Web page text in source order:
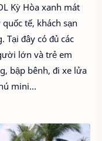
Kỳ Hòa xanh mát
tế, khách sạn
Tại đây có đủ các
lớn và trẻ em
bập bênh, đi xe lửa
mini…